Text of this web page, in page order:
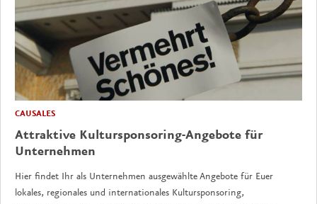
CAUSALES
Attraktive Kultursponsoring-Angebote für
Unternehmen
Hier findet Ihr als Unternehmen ausgewählte Angebote für Euer
lokales, regionales und internationales Kultursponsoring,